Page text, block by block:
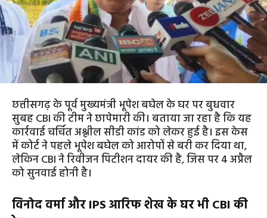
छत्तीसगढ़ के पूर्व मुख्यमंत्री भूपेश बघेल के घर पर बुधवार
सुबह CBI की टीम ने छापेमारी की। बताया जा रहा है कि यह
कार्रवाई चर्चित अश्लील सीडी कांड को लेकर हुई है। इस केस
में कोर्ट ने पहले भूपेश बघेल को आरोपों से बरी कर दिया था,
लेकिन CBI ने रिवीजन पिटीशन दायर की है, जिस पर 4 अप्रैल
को सुनवाई होनी है।
विनोद वर्मा और IPS आरिफ शेख के घर भी CBI की